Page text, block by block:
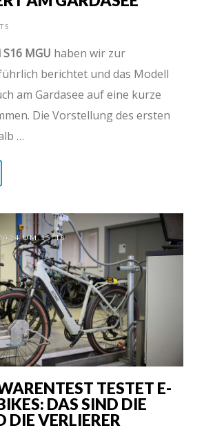
MGU haben wir zur
berichtet und das Modell
am Gardasee auf eine kurze
Die Vorstellung des ersten
…
UM 15:18
TESTET E-
DAS SIND DIE
DIE VERLIERER